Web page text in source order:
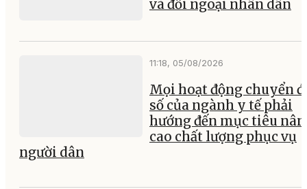
và đối ngoại nhân dân
11:18, 05/08/2026
Mọi hoạt động chuyển
số của ngành y tế phải
hướng đến mục tiêu
cao chất lượng phục vụ
người dân